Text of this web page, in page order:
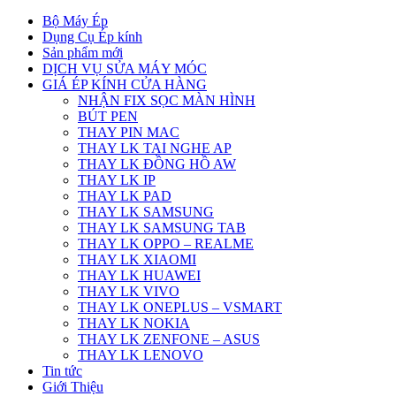
Bộ Máy Ép
Dụng Cụ Ép kính
Sản phẩm mới
DỊCH VỤ SỬA MÁY MÓC
GIÁ ÉP KÍNH CỬA HÀNG
NHẬN FIX SỌC MÀN HÌNH
BÚT PEN
THAY PIN MAC
THAY LK TAI NGHE AP
THAY LK ĐỒNG HỒ AW
THAY LK IP
THAY LK PAD
THAY LK SAMSUNG
THAY LK SAMSUNG TAB
THAY LK OPPO – REALME
THAY LK XIAOMI
THAY LK HUAWEI
THAY LK VIVO
THAY LK ONEPLUS – VSMART
THAY LK NOKIA
THAY LK ZENFONE – ASUS
THAY LK LENOVO
Tin tức
Giới Thiệu